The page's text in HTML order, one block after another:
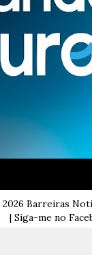
2026 Barreiras
| Siga-me no